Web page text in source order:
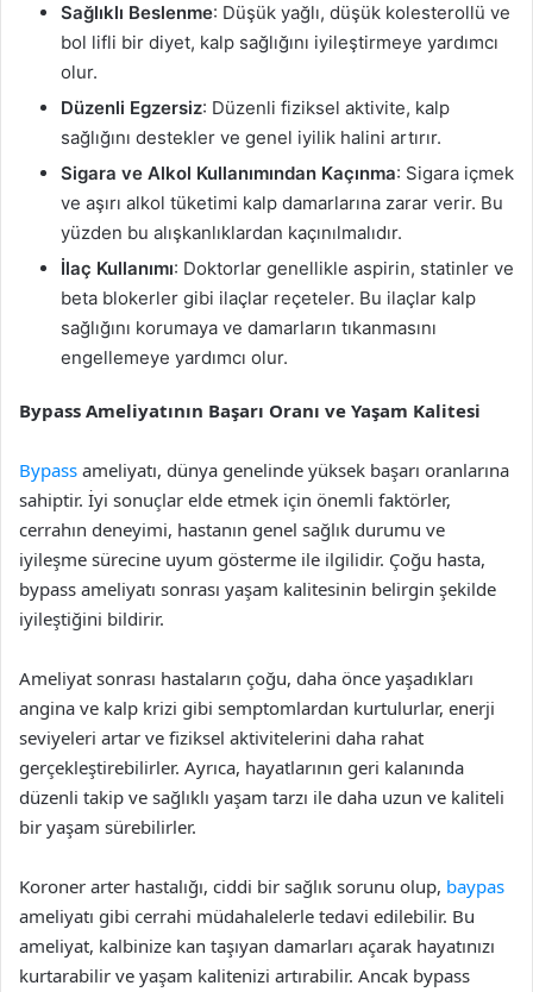
Sağlıklı Beslenme: Düşük yağlı, düşük kolesterollü ve
bol lifli bir diyet, kalp sağlığını iyileştirmeye yardımcı
olur.
Düzenli Egzersiz: Düzenli fiziksel aktivite, kalp
sağlığını destekler ve genel iyilik halini artırır.
Sigara ve Alkol Kullanımından Kaçınma: Sigara içmek
ve aşırı alkol tüketimi kalp damarlarına zarar verir. Bu
yüzden bu alışkanlıklardan kaçınılmalıdır.
İlaç Kullanımı: Doktorlar genellikle aspirin, statinler ve
beta blokerler gibi ilaçlar reçeteler. Bu ilaçlar kalp
sağlığını korumaya ve damarların tıkanmasını
engellemeye yardımcı olur.
Bypass Ameliyatının Başarı Oranı ve Yaşam Kalitesi
Bypass ameliyatı, dünya genelinde yüksek başarı oranlarına
sahiptir. İyi sonuçlar elde etmek için önemli faktörler,
cerrahın deneyimi, hastanın genel sağlık durumu ve
iyileşme sürecine uyum gösterme ile ilgilidir. Çoğu hasta,
bypass ameliyatı sonrası yaşam kalitesinin belirgin şekilde
iyileştiğini bildirir.
Ameliyat sonrası hastaların çoğu, daha önce yaşadıkları
angina ve kalp krizi gibi semptomlardan kurtulurlar, enerji
seviyeleri artar ve fiziksel aktivitelerini daha rahat
gerçekleştirebilirler. Ayrıca, hayatlarının geri kalanında
düzenli takip ve sağlıklı yaşam tarzı ile daha uzun ve kaliteli
bir yaşam sürebilirler.
Koroner arter hastalığı, ciddi bir sağlık sorunu olup, baypas
ameliyatı gibi cerrahi müdahalelerle tedavi edilebilir. Bu
ameliyat, kalbinize kan taşıyan damarları açarak hayatınızı
kurtarabilir ve yaşam kalitenizi artırabilir. Ancak bypass